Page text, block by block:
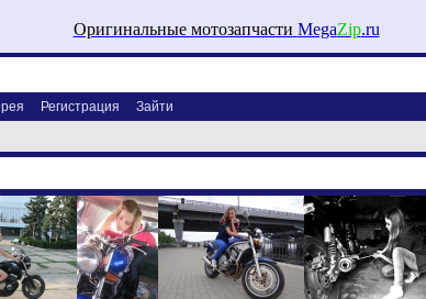
Оригинальные мотозапчасти MegaZip.ru
Регистрация
Зайти